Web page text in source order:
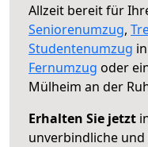
Allzeit bereit für
Seniorenumzug,
Studentenumzug
Fernumzug oder
Mülheim an der
Erhalten Sie jetzt
unverbindliche